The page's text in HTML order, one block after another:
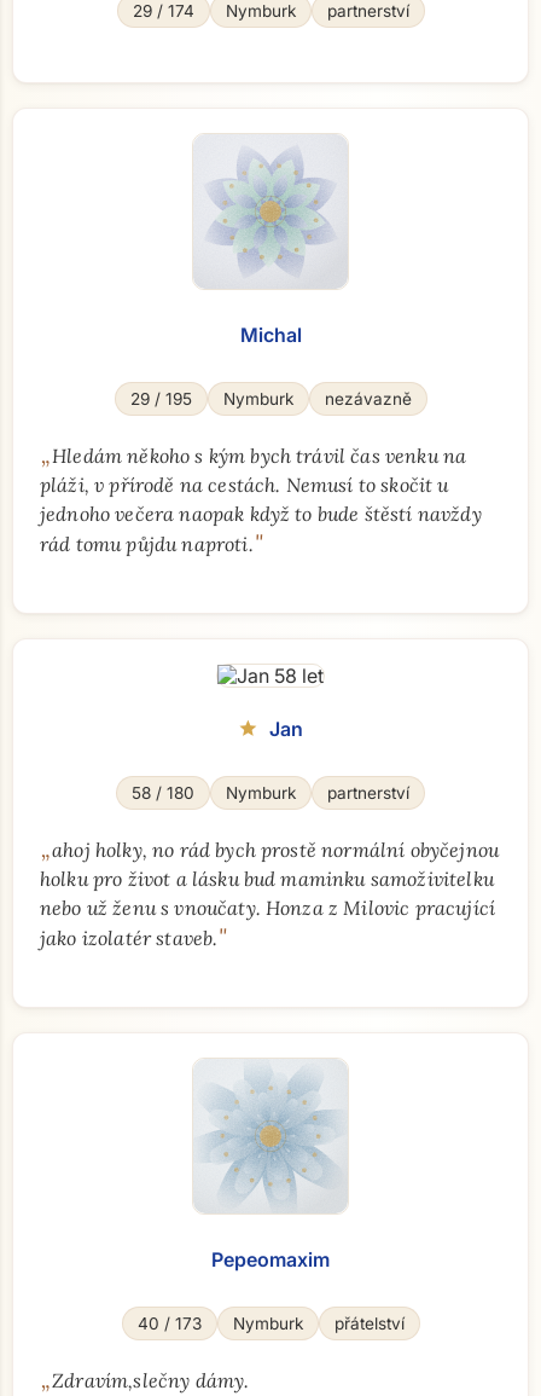
29 / 174 Nymburk partnerství
Michal
29 / 195 Nymburk nezávazně
„Hledám někoho s kým bych trávil čas venku na
pláži, v přírodě na cestách. Nemusí to skočit u
jednoho večera naopak když to bude štěstí navždy
rád tomu půjdu naproti."
star Jan
58 / 180 Nymburk partnerství
„ahoj holky, no rád bych prostě normální obyčejnou
holku pro život a lásku bud maminku samoživitelku
nebo už ženu s vnoučaty. Honza z Milovic pracující
jako izolatér staveb."
Pepeomaxim
40 / 173 Nymburk přátelství
„Zdravím,slečny dámy.